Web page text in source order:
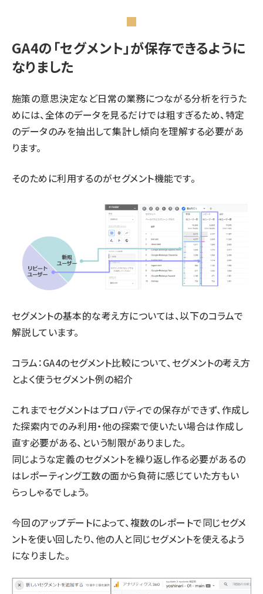
GA4の「セグメント」が保存できるように
なりました
施策の意思決定など日常の業務につながる分析を行うた
めには、全体のデータを見るだけでは粗すぎるため、特定
のデータのみを抽出して集計し傾向を理解する必要があ
ります。
そのために利用するのがセグメント機能です。
セグメントの基本的な考え方については、以下のコラムで
解説しています。
コラム：GA4のセグメント比較について、セグメントの考え方
とよく使うセグメント例の紹介
これまでセグメントはプロパティでの保存ができず、作成し
た探索内でのみ利用・他の探索で使いたい場合は作成し
直す必要がある、という制限がありました。
同じような定義のセグメントを繰り返し作る必要があるの
はレポーティング工数の面から負荷に感じていた方もい
らっしゃるでしょう。
今回のアップデートによって、複数のレポートで同じセグメ
ントを使い回したり、他の人と同じセグメントを使えるよう
になりました。